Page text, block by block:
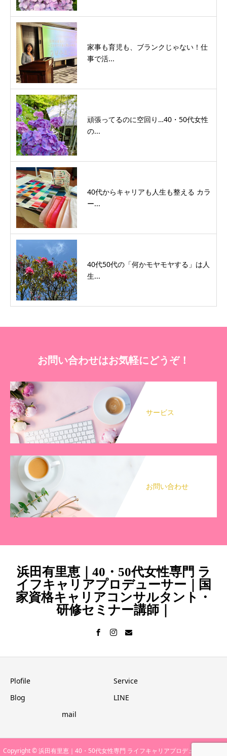
家事も育児も、ブランクじゃない！仕
事で活...
頑張ってるのに空回り…40・50代女性
の...
40代からキャリアも人生も整える カラ
ー...
40代50代の「何かモヤモヤする」は人
生...
お問い合わせはお気軽にどうぞ！
サービス
お問い合わせ
浜田有里恵｜40・50代女性専門 ラ
イフキャリアプロデューサー｜国
家資格キャリアコンサルタント・
研修セミナー講師｜
Plofile
Service
Blog
LINE
mail
Copyright © 浜田有里恵｜40・50代女性専門 ライフキャリアプロデューサー｜国